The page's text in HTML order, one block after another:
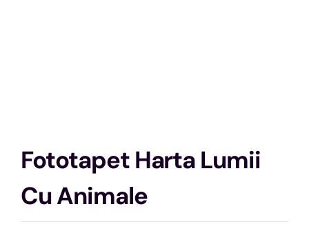
Fototapet Harta Lumii
Cu Animale